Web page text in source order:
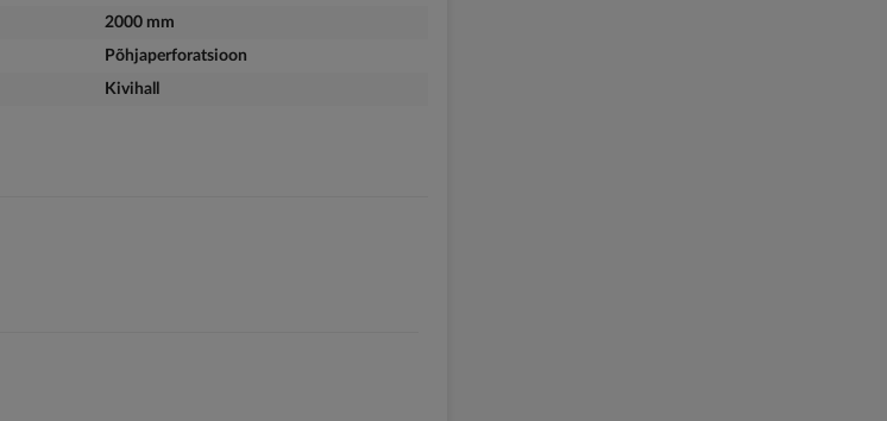
2000 mm
Põhjaperforatsioon
Kivihall